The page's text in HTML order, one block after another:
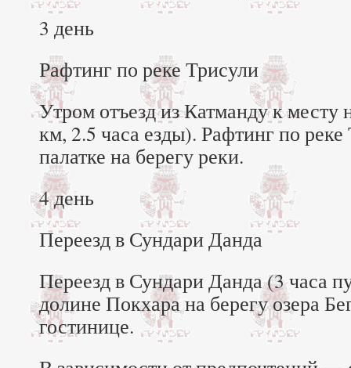
3 день
Рафтинг по реке Трисули
Утром отъезд из Катманду к месту
км, 2.5 часа езды). Рафтинг по
палатке на берегу реки.
4 день
Переезд в Сундари Данда
Переезд в Сундари Данда (3 часа
долине Покхара на берегу озера
гостинице.